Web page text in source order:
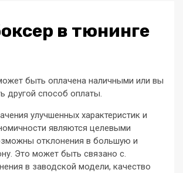
в тюнинге
быть оплачена наличными или вы
другой способ оплаты.
улучшенных характеристик и
являются целевыми
отклонения в большую и
Это может быть связано с.
в заводской модели, качество